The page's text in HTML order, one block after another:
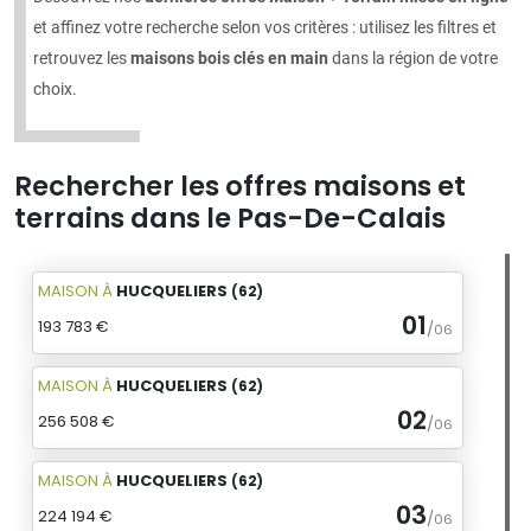
et affinez votre recherche selon vos critères : utilisez les filtres et
retrouvez lesmaisons bois clés en main dans la région de votre
choix.
Rechercher les offres maisons et
terrains dans le Pas-De-Calais
MAISON À HUCQUELIERS (62)
193 783 € 01/06
MAISON À HUCQUELIERS (62)
256 508 € 02/06
MAISON À HUCQUELIERS (62)
224 194 € 03/06